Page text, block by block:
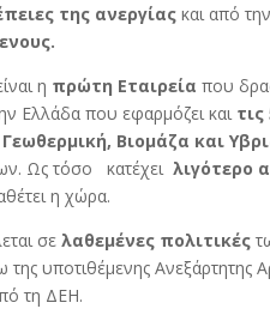
της ανεργίας και από
η πρώτη Εταιρεία που
Ελλάδα που εφαρμόζει και
Βιομάζα και
Ως τόσο κατέχειλιγότερο
η χώρα.
σελαθεμένες πολιτικές
της υποτιθέμενης Ανεξάρτητης
τη ΔΕΗ.